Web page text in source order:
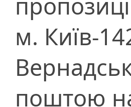
м. Київ-
поштою